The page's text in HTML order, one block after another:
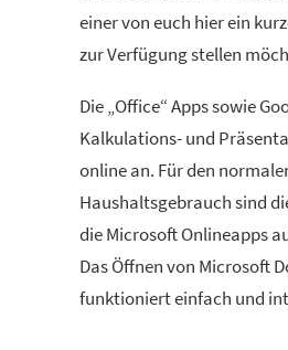
einer von euch hier ein
zur Verfügung stellen
Die „Office“ Apps sowie
Kalkulations- und
online an. Für den
Haushaltsgebrauch sind
die Microsoft Onlineapps
Das Öffnen von Microsoft
funktioniert einfach und